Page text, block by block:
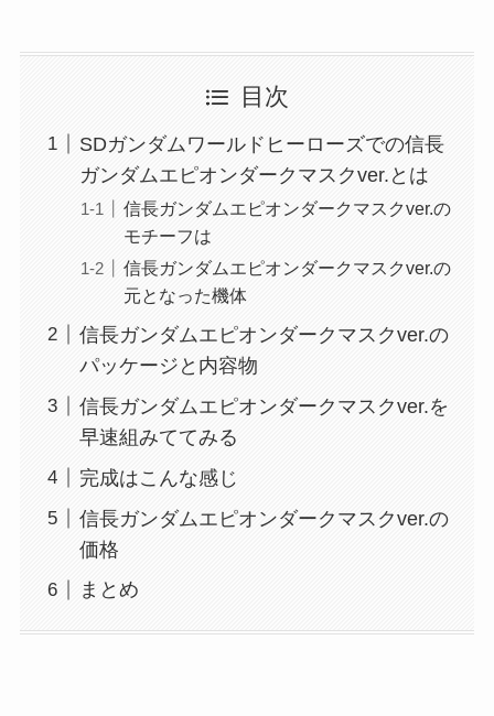
目次
SDガンダムワールドヒーローズでの信長
ガンダムエピオンダークマスクver.とは
信長ガンダムエピオンダークマスクver.の
モチーフは
信長ガンダムエピオンダークマスクver.の
元となった機体
信長ガンダムエピオンダークマスクver.の
パッケージと内容物
信長ガンダムエピオンダークマスクver.を
早速組みててみる
完成はこんな感じ
信長ガンダムエピオンダークマスクver.の
価格
まとめ